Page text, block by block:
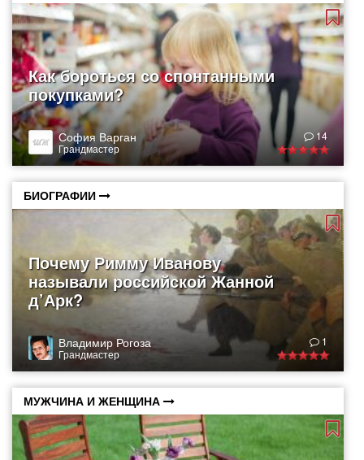
Как бороться со спонтанными
покупками?
София Варган
Грандмастер
14
БИОГРАФИИ
Почему Римму Иванову
называли российской Жанной
д’Арк?
Владимир Рогоза
Грандмастер
1
МУЖЧИНА И ЖЕНЩИНА